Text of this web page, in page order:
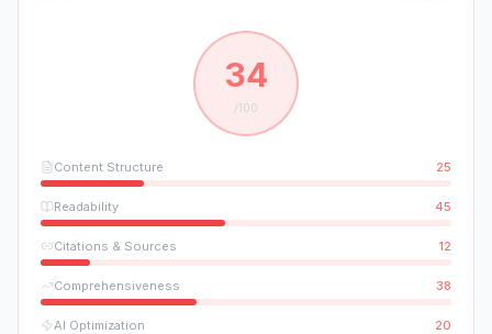
34
/100
Content Structure 25
Readability 45
Citations & Sources 12
Comprehensiveness 38
AI Optimization 20